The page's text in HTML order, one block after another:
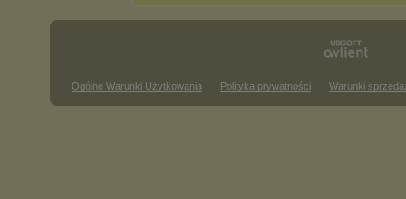
Ogólne Warunki Użytkowania Polityka prywatności Warunki